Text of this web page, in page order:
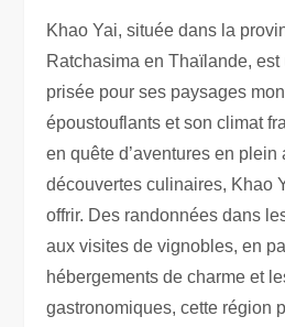
Khao Yai, située dans la
Ratchasima en Thaïlande,
prisée pour ses paysages
époustouflants et son climat
en quête d’aventures en plein
découvertes culinaires, Khao
offrir. Des randonnées dans
aux visites de vignobles, en
hébergements de charme et
gastronomiques, cette région